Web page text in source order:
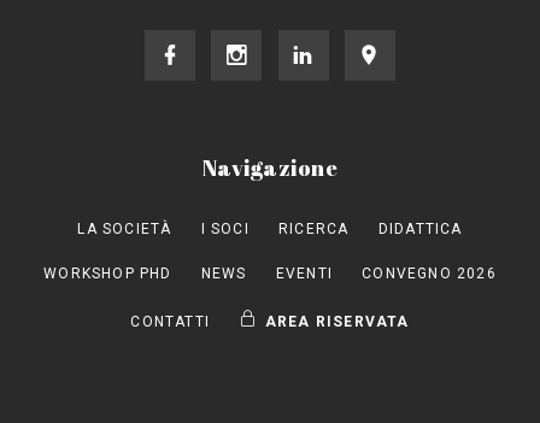
Navigazione
LA SOCIETÀ I SOCI RICERCA DIDATTICA
WORKSHOP PHD NEWS EVENTI CONVEGNO 2026
CONTATTI AREA RISERVATA